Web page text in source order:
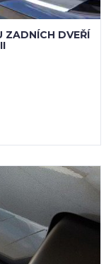
ZADNÍCH DVEŘÍ